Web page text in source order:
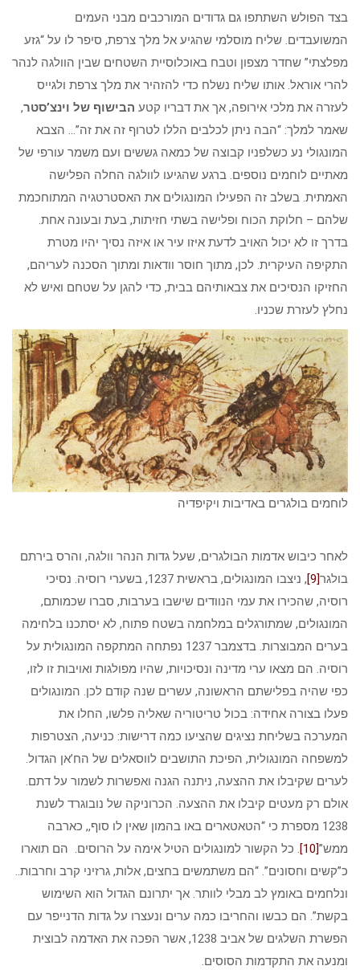
בצד הפולש השתתפו גם גדודים המורכבים מבני העמים
המשועבדים. שליח מוסלמי שהגיע אל מלך צרפת, סיפר לו על “גזע
מפלצתי” שחדר מצפון וטבח באוכלוסיית השטחים שבין הוולגה לנהר
להרי אוראל. אותו שליח נשלח כדי להזהיר את מלך צרפת ולגייס
לעזרה את מלכי אירופה, אך את דבריו קטע הבישוף של וינצ’סטר,
שאמר למלך: “הבה ניתן לכלבים הללו לטרוף זה את זה”… הצבא
המונגולי נע כשלפניו קבוצה של כמאה גששים ועם משמר עורפי של
מאתיים לוחמים נוספים. ברגע שהגיעו לוולגה החלה הפלישה
האמתית. בשלב זה הפעילו המונגולים את האסטרטגיה המתוחכמת
שלהם – חלוקת הכוח ופלישה בשתי חזיתות, בעת ובעונה אחת.
בדרך זו לא יכול האויב לדעת איזו עיר או איזה נסיך יהיו מטרת
התקיפה העיקרית. לכן, מתוך חוסר וודאות ומתוך הסכנה לעריהם,
החזיקו הנסיכים את צבאותיהם בבית, כדי להגן על שטחם ואיש לא
נחלץ לעזרת שכניו.
לוחמים בולגרים באדיבות ויקיפדיה
לאחר כיבוש אדמות הבולגרים, שעל גדות הנהר וולגה, והרס בירתם
בולגר[9]
, ניצבו המונגולים, בראשית 1237, בשערי רוסיה. נסיכי
רוסיה, שהכירו את עמי הנוודים שישבו בערבות, סברו שכמותם,
המונגולים, שמתורגלים במלחמה בשטח פתוח, לא יסתכנו בלחימה
בערים המבוצרות. בדצמבר 1237 נפתחה המתקפה המונגולית על
רוסיה. הם מצאו ערי מדינה ונסיכויות, שהיו מפולגות ואויבות זו לזו,
כפי שהיה בפלישתם הראשונה, עשרים שנה קודם לכן. המונגולים
פעלו בצורה אחידה: בכול טריטוריה שאליה פלשו, החלו את
המערכה בשליחת נציגים שהציעו כמה דרישות: כניעה, הצטרפות
למשפחה המונגולית, הפיכת התושבים לווסאלים של הח’אן הגדול.
לערים שקיבלו את ההצעה, ניתנה הגנה ואפשרות לשמור על דתם.
אולם רק מעטים קיבלו את ההצעה. הכרוניקה של נובוגרד לשנת
1238 מספרת כי “הטאטארים באו בהמון שאין לו סוף,, כארבה
ממש”[10]
. כל הקשור למונגולים הטיל אימה על הרוסים. הם תוארו
כ”קשים וחסונים”. “הם משתמשים בחצים, אלות, גרזיני קרב וחרבות..
ונלחמים באומץ לב מבלי לוותר. אך יתרונם הגדול הוא השימוש
בקשת”. הם כבשו והחריבו כמה ערים ונעצרו על גדות הדנייפר עם
הפשרת השלגים של אביב 1238, אשר הפכה את האדמה לבוצית
ומנעה את התקדמות הסוסים.